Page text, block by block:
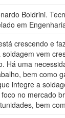
Boldrini.
em
crescendo e
vem
Há uma
bem como
integre a
no mercado
bem